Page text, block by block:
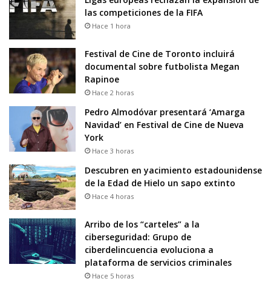
las competiciones de la FIFA
Hace 1 hora
Festival de Cine de Toronto incluirá
documental sobre futbolista Megan
Rapinoe
Hace 2 horas
Pedro Almodóvar presentará ‘Amarga
Navidad’ en Festival de Cine de Nueva
York
Hace 3 horas
Descubren en yacimiento estadounidense
de la Edad de Hielo un sapo extinto
Hace 4 horas
Arribo de los “carteles” a la
ciberseguridad: Grupo de
ciberdelincuencia evoluciona a
plataforma de servicios criminales
Hace 5 horas